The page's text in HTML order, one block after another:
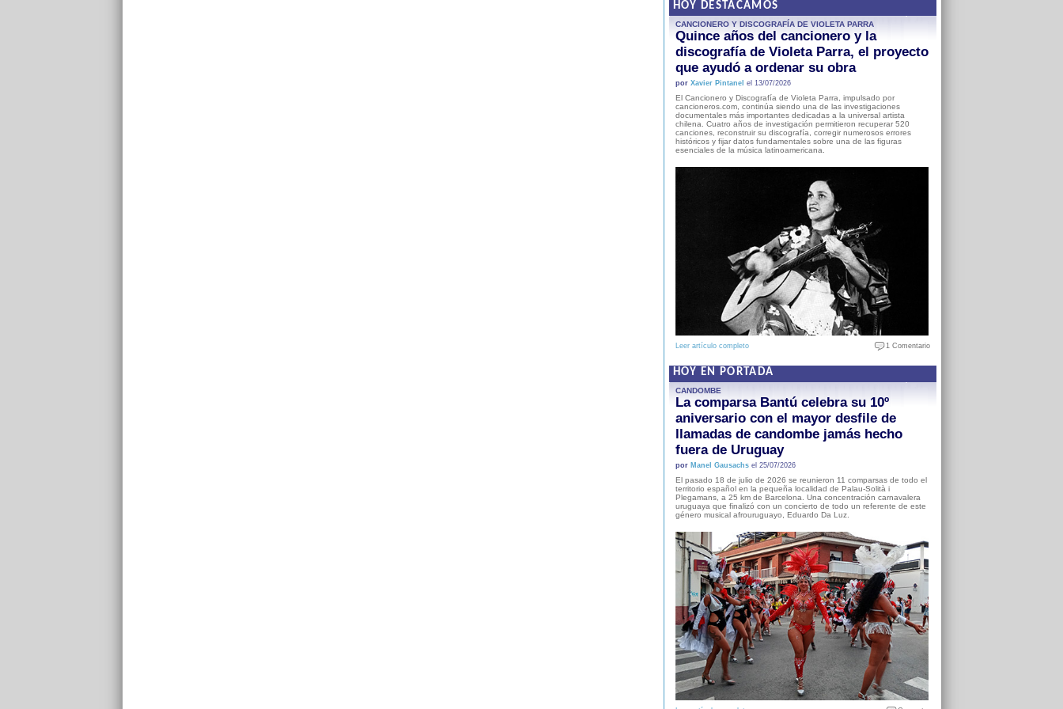
HOY DESTACAMOS
CANCIONERO Y DISCOGRAFÍA DE VIOLETA PARRA
Quince años del cancionero y la
discografía de Violeta Parra, el proyecto
que ayudó a ordenar su obra
por Xavier Pintanel el 13/07/2026
El Cancionero y Discografía de Violeta Parra, impulsado por
cancioneros.com, continúa siendo una de las investigaciones
documentales más importantes dedicadas a la universal artista
chilena. Cuatro años de investigación permitieron recuperar 520
canciones, reconstruir su discografía, corregir numerosos errores
históricos y fijar datos fundamentales sobre una de las figuras
esenciales de la música latinoamericana.
Leer artículo completo 1 Comentario
HOY EN PORTADA
CANDOMBE
La comparsa Bantú celebra su 10º
aniversario con el mayor desfile de
llamadas de candombe jamás hecho
fuera de Uruguay
por Manel Gausachsel 25/07/2026
El pasado 18 de julio de 2026 se reunieron 11 comparsas de todo el
territorio español en la pequeña localidad de Palau-Solità i
Plegamans, a 25 km de Barcelona. Una concentración carnavalera
uruguaya que finalizó con un concierto de todo un referente de este
género musical afrouruguayo, Eduardo Da Luz.